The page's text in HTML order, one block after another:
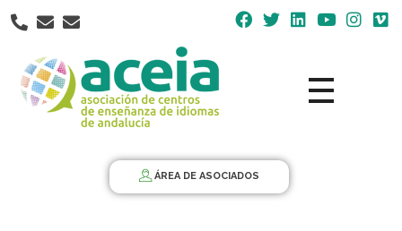
Nota:
este
web
incluye
ÁREA DE ASOCIADOS